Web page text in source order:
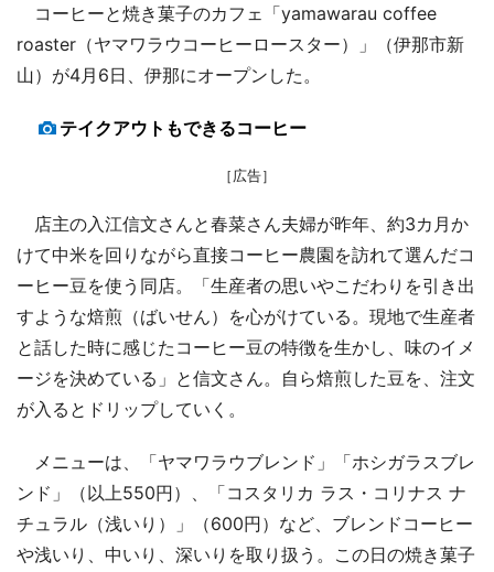
コーヒーと焼き菓子のカフェ「yamawarau coffee
roaster（ヤマワラウコーヒーロースター）」（伊那市新
山）が4月6日、伊那にオープンした。
テイクアウトもできるコーヒー
［広告］
店主の入江信文さんと春菜さん夫婦が昨年、約3カ月か
けて中米を回りながら直接コーヒー農園を訪れて選んだコ
ーヒー豆を使う同店。「生産者の思いやこだわりを引き出
すような焙煎（ばいせん）を心がけている。現地で生産者
と話した時に感じたコーヒー豆の特徴を生かし、味のイメ
ージを決めている」と信文さん。自ら焙煎した豆を、注文
が入るとドリップしていく。
メニューは、「ヤマワラウブレンド」「ホシガラスブレ
ンド」（以上550円）、「コスタリカ ラス・コリナス ナ
チュラル（浅いり）」（600円）など、ブレンドコーヒー
や浅いり、中いり、深いりを取り扱う。この日の焼き菓子